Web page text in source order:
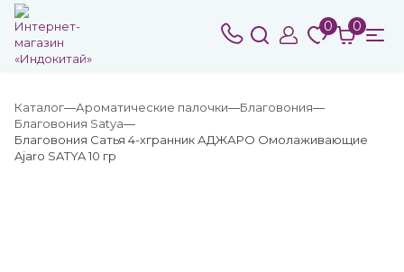
0 0
Каталог Ароматические палочки
Благовония
Благовония Satya
Благовония Сатья 4-хгранник АДЖАРО Омолаживающие
Ajaro SATYA 10 гр